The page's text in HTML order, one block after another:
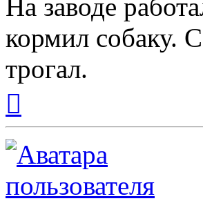
На заводе
кормил собаку.
трогал.
началу